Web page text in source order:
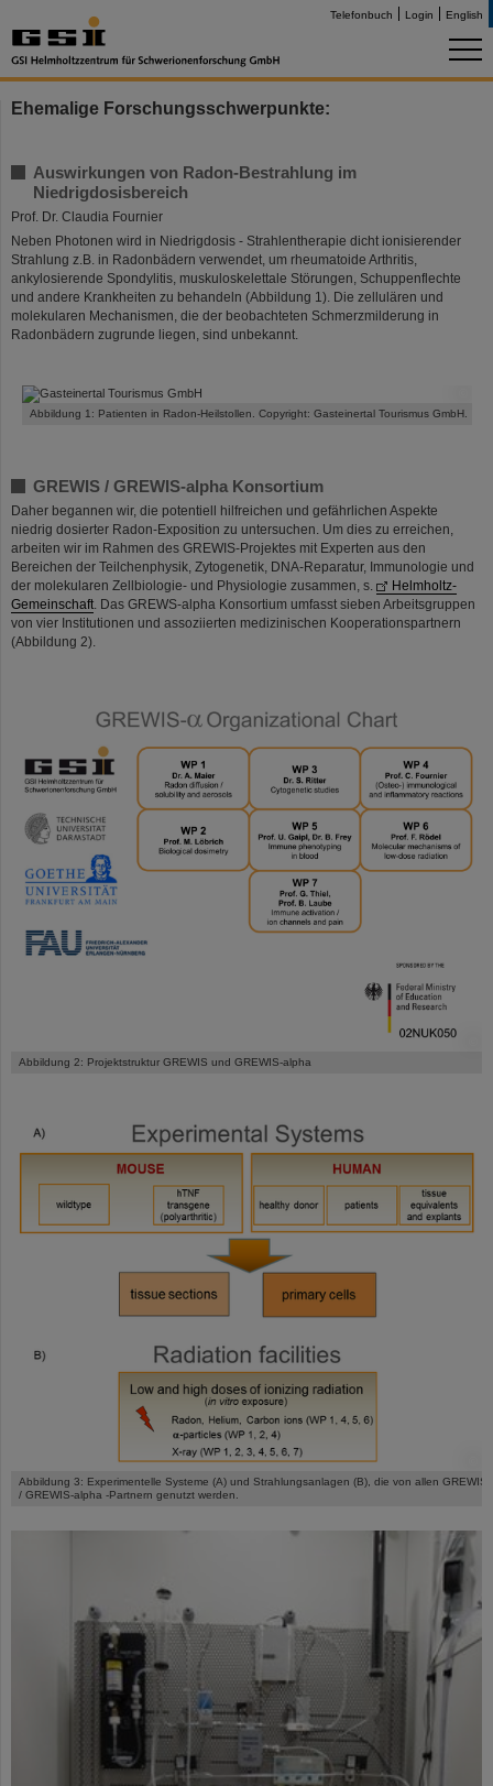
Telefonbuch Login English
Ehemalige Forschungsschwerpunkte:
Auswirkungen von Radon-Bestrahlung im
Niedrigdosisbereich
Prof. Dr. Claudia Fournier
Neben Photonen wird in Niedrigdosis - Strahlentherapie dicht ionisierender
Strahlung z.B. in Radonbädern verwendet, um rheumatoide Arthritis,
ankylosierende Spondylitis, muskuloskelettale Störungen, Schuppenflechte
und andere Krankheiten zu behandeln (Abbildung 1). Die zellulären und
molekularen Mechanismen, die der beobachteten Schmerzmilderung in
Radonbädern zugrunde liegen, sind unbekannt.
Abbildung 1: Patienten in Radon-Heilstollen. Copyright: Gasteinertal Tourismus GmbH.
GREWIS / GREWIS-alpha Konsortium
Daher begannen wir, die potentiell hilfreichen und gefährlichen Aspekte
niedrig dosierter Radon-Exposition zu untersuchen. Um dies zu erreichen,
arbeiten wir im Rahmen des GREWIS-Projektes mit Experten aus den
Bereichen der Teilchenphysik, Zytogenetik, DNA-Reparatur, Immunologie und
der molekularen Zellbiologie- und Physiologie zusammen, s.
Helmholtz-
Gemeinschaft. Das GREWS-alpha Konsortium umfasst sieben Arbeitsgruppen
von vier Institutionen und assoziierten medizinischen Kooperationspartnern
(Abbildung 2).
Abbildung 2: Projektstruktur GREWIS und GREWIS-alpha
Abbildung 3: Experimentelle Systeme (A) und Strahlungsanlagen (B), die von allen GREWIS
/ GREWIS-alpha -Partnern genutzt werden.